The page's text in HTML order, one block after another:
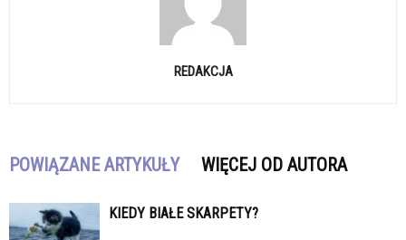
REDAKCJA
POWIĄZANE ARTYKUŁY WIĘCEJ OD AUTORA
KIEDY BIAŁE SKARPETY?